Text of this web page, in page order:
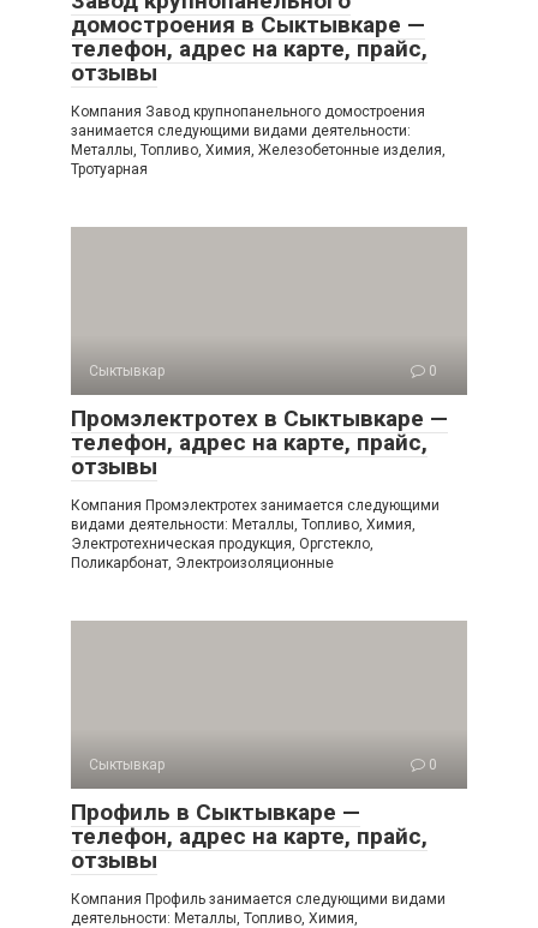
домостроения в Сыктывкаре —
телефон, адрес на карте, прайс,
отзывы
Компания Завод крупнопанельного домостроения
занимается следующими видами деятельности:
Металлы, Топливо, Химия, Железобетонные изделия,
Тротуарная
Сыктывкар 0
Промэлектротех в Сыктывкаре —
телефон, адрес на карте, прайс,
отзывы
Компания Промэлектротех занимается следующими
видами деятельности: Металлы, Топливо, Химия,
Электротехническая продукция, Оргстекло,
Поликарбонат, Электроизоляционные
Сыктывкар 0
Профиль в Сыктывкаре —
телефон, адрес на карте, прайс,
отзывы
Компания Профиль занимается следующими видами
деятельности: Металлы, Топливо, Химия,